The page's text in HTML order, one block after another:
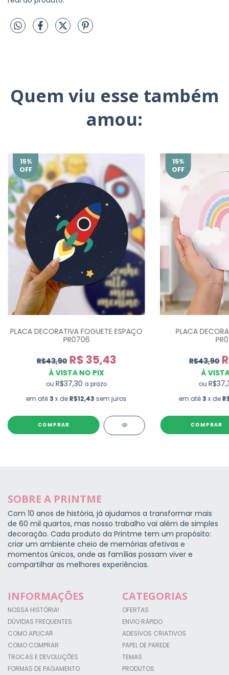
Quem viu esse também
amou:
15%
OFF
PLACA DECORATIVA FOGUETE ESPAÇO
PR0706
R$43,90 R$ 35,43
À VISTA NO PIX
ou R$37,30 a prazo
em até3 x deR$12,43 sem juros
15%
OFF
PLACA
R$43,90
À
ou
em até3 x de
COMPRAR
SOBRE A PRINTME
Com 10 anos de história, já ajudamos a transformar mais
de 60 mil quartos, mas nosso trabalho vai além de simples
decoração. Cada produto da Printme tem um propósito:
criar um ambiente cheio de memórias afetivas e
momentos únicos, onde as famílias possam viver e
compartilhar as melhores experiências.
INFORMAÇÕES
NOSSA HISTÓRIA!
DÚVIDAS FREQUENTES
COMO APLICAR
COMO COMPRAR
TROCAS E DEVOLUÇÕES
FORMAS DE PAGAMENTO
CATEGORIAS
OFERTAS
ENVIO RÁPIDO
ADESIVOS CRIATIVOS
PAPEL DE PAREDE
TEMAS
PRODUTOS